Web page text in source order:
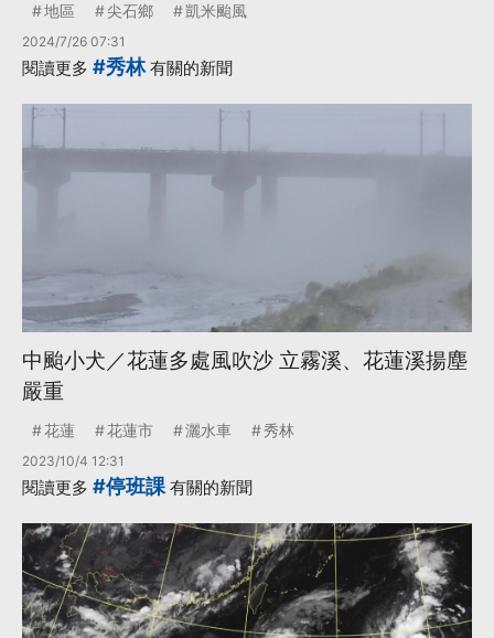
地區 尖石鄉 凱米颱風
2024/7/26 07:31
閱讀更多 #秀林有關的新聞
中颱小犬／花蓮多處風吹沙 立霧溪、花蓮溪揚塵
嚴重
花蓮 花蓮市 灑水車 秀林
2023/10/4 12:31
閱讀更多 #停班課有關的新聞